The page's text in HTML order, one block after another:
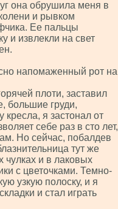
она обрушила меня в
и рывком
Ее пальцы
и извлекли на свет
напомаженный рот на
плоти, заставил
большие груди,
кресла, я застонал от
себе раз в сто лет,
Но сейчас, побалдев
тут же
чулках и в лаковых
с цветочками. Темно-
узкую полоску, и я
и стал играть